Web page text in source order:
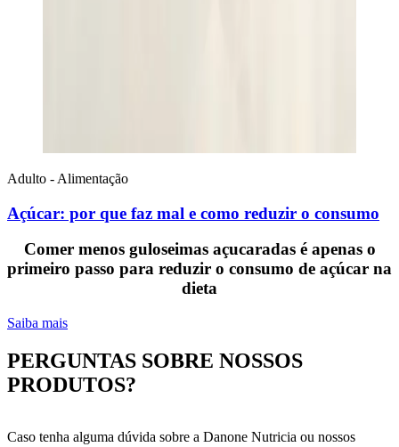
Adulto - Alimentação
Açúcar: por que faz mal e como reduzir o consumo
Comer menos guloseimas açucaradas é apenas o
primeiro passo para reduzir o consumo de açúcar na
dieta
Saiba mais
PERGUNTAS SOBRE NOSSOS
PRODUTOS?
Caso tenha alguma dúvida sobre a Danone Nutricia ou nossos